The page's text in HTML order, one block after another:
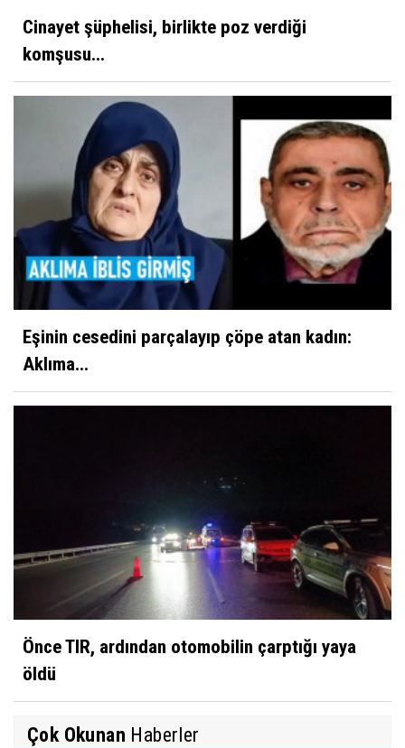
Cinayet şüphelisi, birlikte poz verdiği
komşusu...
Eşinin cesedini parçalayıp çöpe atan kadın:
Aklıma...
Önce TIR, ardından otomobilin çarptığı yaya
öldü
Çok Okunan Haberler